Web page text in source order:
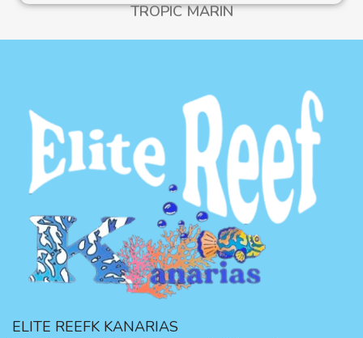
TROPIC MARIN
ELITE REEFK KANARIAS